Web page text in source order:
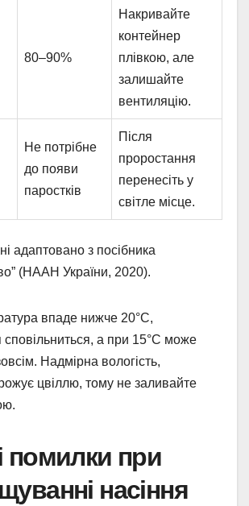
80–90%
Накривайте
контейнер
плівкою, але
залишайте
вентиляцію.
Не потрібне
до появи
паростків
Після
проростання
перенесіть у
світле місце.
адаптовано з посібника
(НААН України, 2020).
впаде нижче 20°C,
сповільниться, а при 15°C може
Надмірна вологість,
цвіллю, тому не заливайте
помилки при
насіння